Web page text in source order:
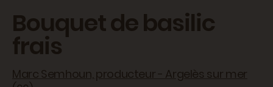
Bouquet de basilic
frais
Marc Semhoun, producteur - Argelès sur mer